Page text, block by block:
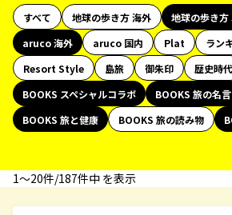
すべて 地球の歩き方 海外
地球の歩き方
aruco 海外
aruco 国内 Plat
ラン
Resort Style
島旅 御朱印 歴史時代
BOOKS スペシャルコラボ
BOOKS 旅の名
BOOKS 旅と健康
BOOKS 旅の読み物
1〜20件/187件中 を表示